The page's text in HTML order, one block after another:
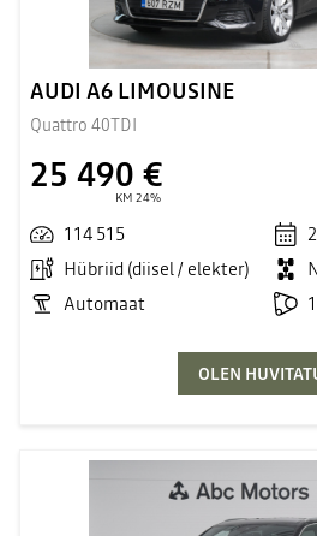
AUDI A6 LIMOUSINE
Quattro 40TDI
25 490 €
KM 24%
114 515
Hübriid (diisel / elekter)
Automaat
OLEN